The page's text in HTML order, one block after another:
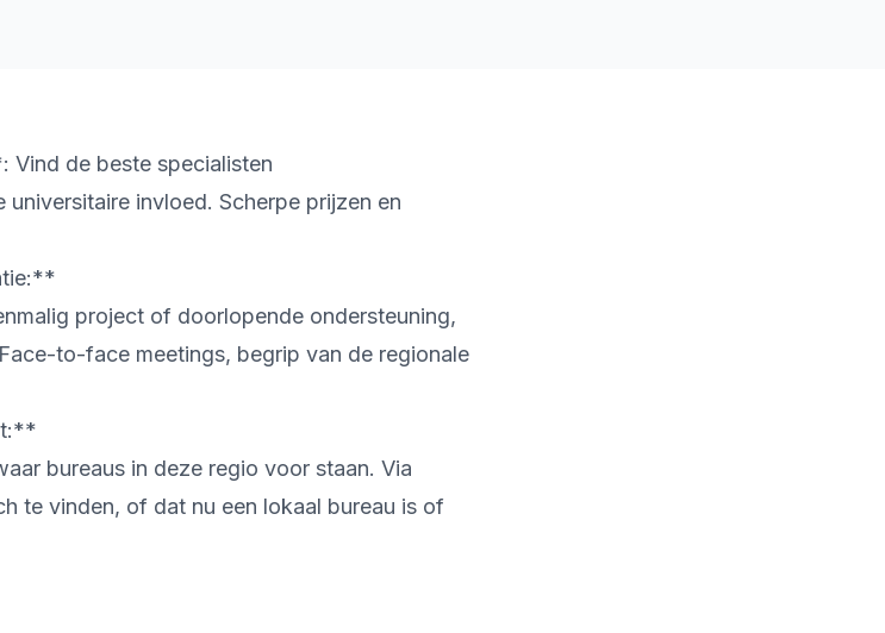
de beste specialisten
invloed. Scherpe prijzen en
project of doorlopende ondersteuning,
to-face meetings, begrip van de regionale
bureaus in deze regio voor staan. Via
te vinden, of dat nu een lokaal bureau is of